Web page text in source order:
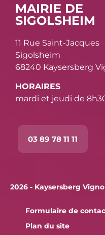
MAIRIE DE
SIGOLSHEIM
11 Rue Saint-Jacques
Sigolsheim
68240 Kaysersberg
HORAIRES
mardi et jeudi de
03 89 78 11 11
2026 - Kaysersberg
Formulaire de
Plan du site